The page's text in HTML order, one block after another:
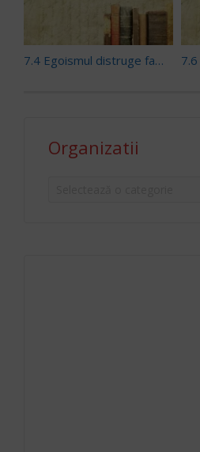
7.4 Egoismul distruge familia (st7 Unitatea în familie)
Organizatii